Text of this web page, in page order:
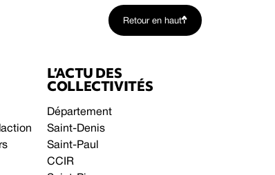
Retour en haut
L’ACTU DES
COLLECTIVITÉS
Département
Saint-Denis
Saint-Paul
CCIR